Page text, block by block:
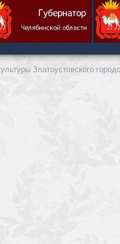
Златоустовского